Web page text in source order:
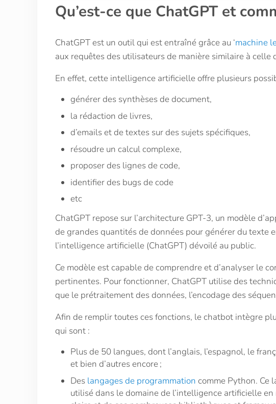
Qu’est-ce que ChatGPT et
ChatGPT est un outil qui est entraîné grâce au ‘machine
aux requêtes des utilisateurs de manière similaire à celle
En effet, cette intelligence artificielle offre plusieurs
générer des synthèses de document,
la rédaction de livres,
d’emails et de textes sur des sujets spécifiques,
résoudre un calcul complexe,
proposer des lignes de code,
identifier des bugs de code
etc
ChatGPT repose sur l’architecture GPT-3, un modèle
de grandes quantités de données pour générer du texte
l’intelligence artificielle (ChatGPT) dévoilé au public.
Ce modèle est capable de comprendre et d’analyser le
pertinentes. Pour fonctionner, ChatGPT utilise des
que le prétraitement des données, l’encodage des
Afin de remplir toutes ces fonctions, le chatbot intègre
qui sont :
Plus de 50 langues, dont l’anglais, l’espagnol, le
et bien d’autres encore ;
Des langages de programmation comme Python. Ce
utilisé dans le domaine de l’intelligence artificielle